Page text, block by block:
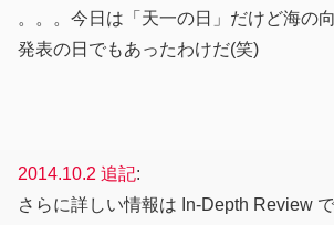
。。。今日は「天一の日」だけど海の
発表の日でもあったわけだ(笑)
2014.10.2 追記:
さらに詳しい情報は In-Depth Review